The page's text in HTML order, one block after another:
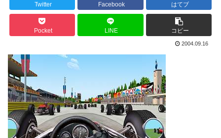
Twitter Facebook はてブ
Pocket LINE コピー
2004.09.16